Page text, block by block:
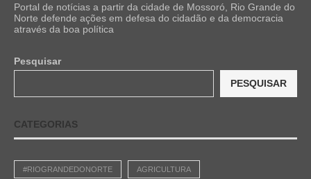
Portal de notícias a partir da cidade de Mossoró, Rio Grande do
Norte defende ações em defesa do cidadão e da democracia
através da boa política
Pesquisar
PESQUISAR
CATEGORIAS
#RIOGRANDEDONORTE AGRICULTURA